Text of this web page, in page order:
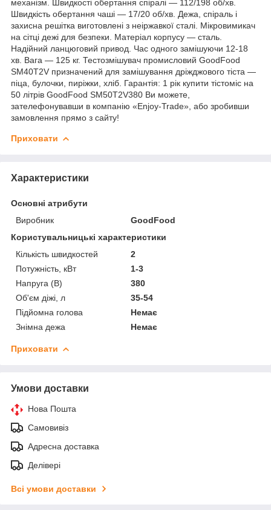
механізм. Швидкості обертання спіралі — 112/198 об/хв.
Швидкість обертання чаші — 17/20 об/хв. Дежа, спіраль і
захисна решітка виготовлені з неіржавкої сталі. Мікровимикач
на сітці дежі для безпеки. Матеріал корпусу — сталь.
Надійний ланцюговий привод. Час одного замішуючи 12-18
хв. Вага — 125 кг. Тестозмішувач промисловий GoodFood
SM40T2V призначений для замішування дріжджового тіста —
піца, булочки, пиріжки, хліб. Гарантія: 1 рік купити тістоміс на
50 літрів GoodFood SM50T2V380 Ви можете,
зателефонувавши в компанію «Enjoy-Trade», або зробивши
замовлення прямо з сайту!
Приховати
Характеристики
Основні атрибути
Виробник
GoodFood
Користувальницькі характеристики
Кількість швидкостей
2
Потужність, кВт
1-3
Напруга (В)
380
Об'єм діжі, л
35-54
Підйомна голова
Немає
Знімна дежа
Немає
Приховати
Умови доставки
Нова Пошта
Самовивіз
Адресна доставка
Делівері
Всі умови доставки